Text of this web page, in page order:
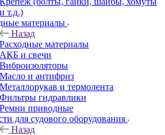
и т.д.)
материалы
Назад
Расходные материалы
АКБ и свечи
Виброизоляторы
Масло и антифриз
Металлорукав и термолента
Фильтры гидравлики
Ремни приводные
для судового оборудования
Назад